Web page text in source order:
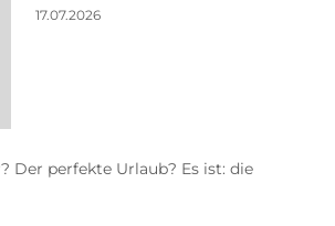
17.07.2026
Der perfekte Urlaub? Es ist: die